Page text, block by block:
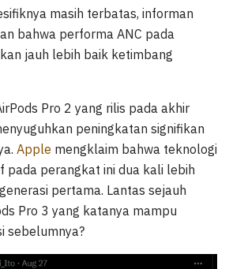
masih terbatas, informan
bahwa performa ANC pada
jauh lebih baik ketimbang
Pro 2 yang rilis pada akhir
peningkatan signifikan
Apple mengklaim bahwa teknologi
pada perangkat ini dua kali lebih
pertama. Lantas sejauh
Pro 3 yang katanya mampu
sebelumnya?